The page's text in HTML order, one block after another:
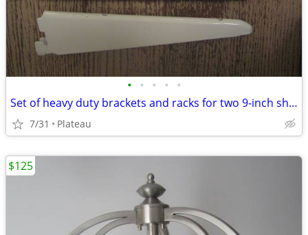
• • • • •
Set of heavy duty brackets and racks for two 9-inch shelves
7/31 Plateau
$125